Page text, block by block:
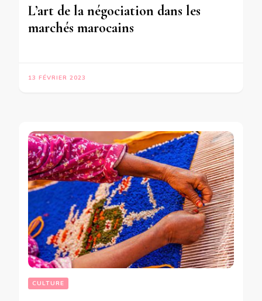
L’art de la négociation dans les
marchés marocains
13 FÉVRIER 2023
CULTURE